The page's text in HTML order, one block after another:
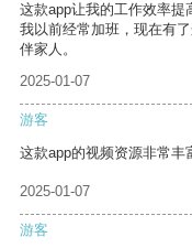
这款app让我的工作效率提
我以前经常加班，现在有
伴家人。
2025-01-07
游客
这款app的视频资源非常丰
2025-01-07
游客